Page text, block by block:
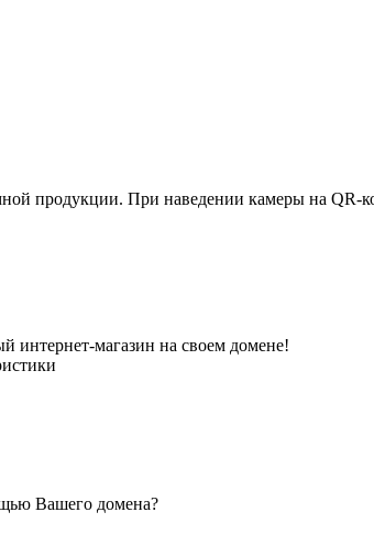
продукции. При наведении камеры на QR-
интернет-магазин на своем домене!
Вашего домена?